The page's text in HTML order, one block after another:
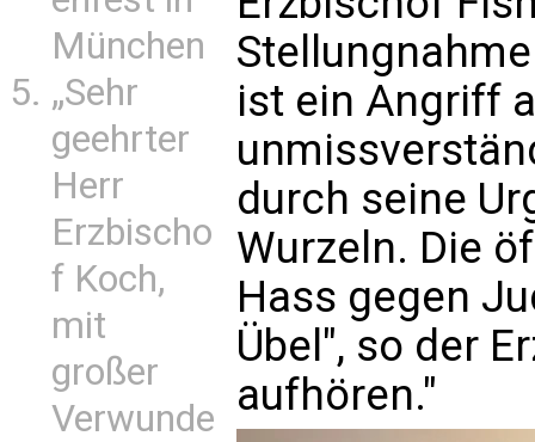
München
„Sehr
geehrter
Herr
Erzbischo
f Koch,
mit
großer
Verwunde
ist ein Angriff
durch seine
Wurzeln. Die
Hass gegen
Übel", so der
aufhören."